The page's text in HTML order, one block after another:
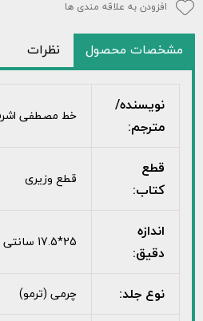
افزودن به علاقه مندی ها
مشخصات محصول نظرات
نویسنده/
مترجم:
خط مصطفی
قطع
کتاب:
قطع وزیری
اندازه
دقیق:
25*17.5 سانتی متر
نوع جلد: چرمی (ترمو)